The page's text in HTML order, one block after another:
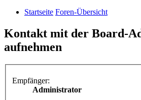
Startseite Foren-Übersicht
Kontakt mit der Board-
aufnehmen
Empfänger:
Administrator